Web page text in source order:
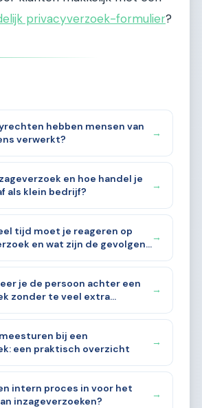
privacyverzoek-formulier?
hebben mensen van
verwerkt?
→
en hoe handel je
als klein bedrijf?
→
tijd moet je reageren op
en wat zijn de gevolgen
→
je de persoon achter een
zonder te veel extra
→
bij een
een praktisch overzicht
→
intern proces in voor het
inzageverzoeken?
→